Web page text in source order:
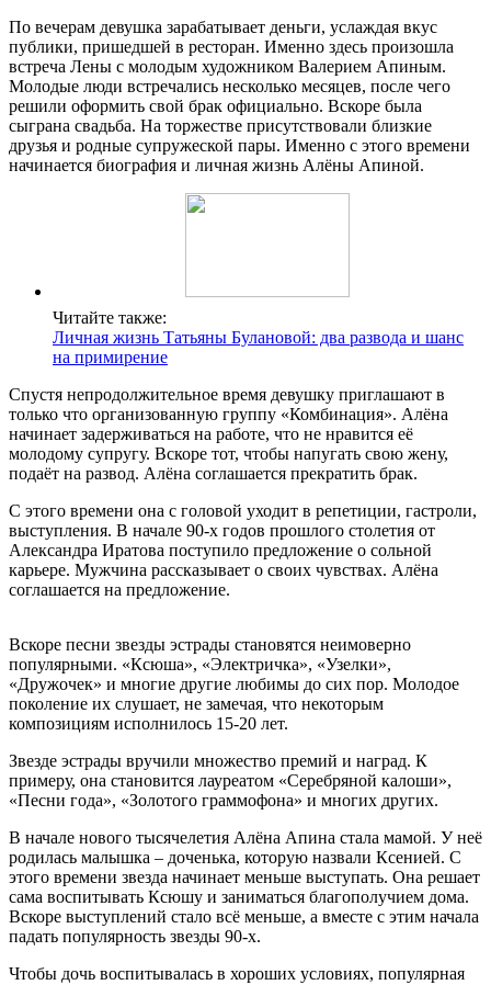
По вечерам девушка зарабатывает деньги, услаждая вкус
публики, пришедшей в ресторан. Именно здесь произошла
встреча Лены с молодым художником Валерием Апиным.
Молодые люди встречались несколько месяцев, после чего
решили оформить свой брак официально. Вскоре была
сыграна свадьба. На торжестве присутствовали близкие
друзья и родные супружеской пары. Именно с этого времени
начинается биография и личная жизнь Алёны Апиной.
Читайте также:
Личная жизнь Татьяны Булановой: два развода и шанс
на примирение
Спустя непродолжительное время девушку приглашают в
только что организованную группу «Комбинация». Алёна
начинает задерживаться на работе, что не нравится её
молодому супругу. Вскоре тот, чтобы напугать свою жену,
подаёт на развод. Алёна соглашается прекратить брак.
С этого времени она с головой уходит в репетиции, гастроли,
выступления. В начале 90-х годов прошлого столетия от
Александра Иратова поступило предложение о сольной
карьере. Мужчина рассказывает о своих чувствах. Алёна
соглашается на предложение.
Вскоре песни звезды эстрады становятся неимоверно
популярными. «Ксюша», «Электричка», «Узелки»,
«Дружочек» и многие другие любимы до сих пор. Молодое
поколение их слушает, не замечая, что некоторым
композициям исполнилось 15-20 лет.
Звезде эстрады вручили множество премий и наград. К
примеру, она становится лауреатом «Серебряной калоши»,
«Песни года», «Золотого граммофона» и многих других.
В начале нового тысячелетия Алёна Апина стала мамой. У неё
родилась малышка – доченька, которую назвали Ксенией. С
этого времени звезда начинает меньше выступать. Она решает
сама воспитывать Ксюшу и заниматься благополучием дома.
Вскоре выступлений стало всё меньше, а вместе с этим начала
падать популярность звезды 90-х.
Чтобы дочь воспитывалась в хороших условиях, популярная